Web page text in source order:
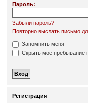
Пароль:
Забыли пароль?
Повторно выслать письмо
Запомнить меня
Скрыть моё пребывание
Регистрация